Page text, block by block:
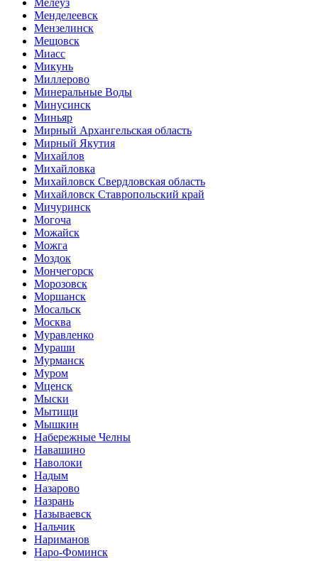
Мелеуз
Менделеевск
Мензелинск
Мещовск
Миасс
Микунь
Миллерово
Минеральные Воды
Минусинск
Миньяр
Мирный Архангельская область
Мирный Якутия
Михайлов
Михайловка
Михайловск Свердловская область
Михайловск Ставропольский край
Мичуринск
Могоча
Можайск
Можга
Моздок
Мончегорск
Морозовск
Моршанск
Мосальск
Москва
Муравленко
Мураши
Мурманск
Муром
Мценск
Мыски
Мытищи
Мышкин
Набережные Челны
Навашино
Наволоки
Надым
Назарово
Назрань
Называевск
Нальчик
Нариманов
Наро-Фоминск